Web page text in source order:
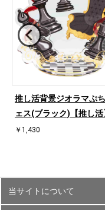
推し活背景ジオラマぷ
ェス(ブラック)【推し活
￥1,430
当サイトについて